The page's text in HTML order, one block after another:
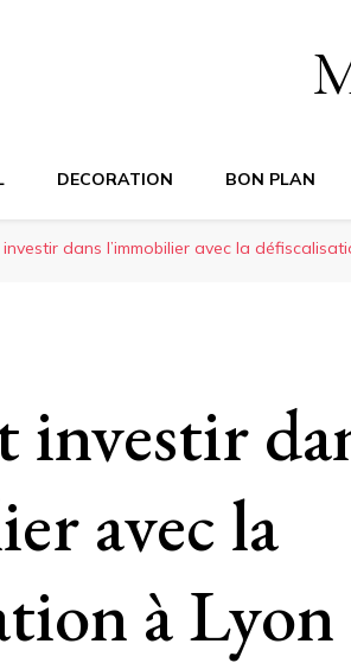
DECORATION BON PLAN
investir dans l’immobilier avec la
investir
avec la
à Lyon